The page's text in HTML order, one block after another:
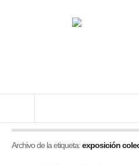
Archivo de la etiqueta:exposición